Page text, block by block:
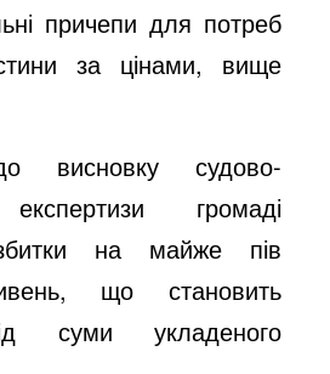
причепи для потреб
за цінами, вище
висновку судово-
експертизи громаді
на майже пів
що становить
суми укладеного